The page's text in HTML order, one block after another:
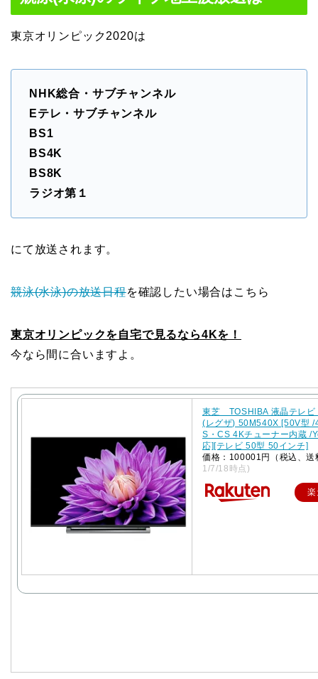
東京オリンピック2020は
NHK総合・サブチャンネル
Eテレ・サブチャンネル
BS1
BS4K
BS8K
ラジオ第１
にて放送されます。
競泳(水泳)の放送日程を確認したい場合はこちら
東京オリンピックを自宅で見るなら4Kを！
今なら間に合いますよ。
東芝 TOSHIBA 液晶テレビ
(レグザ) 50M540X [50V型 /
S・CS 4Kチューナー内蔵 /
応][テレビ 50型 50インチ]
価格：100001円（税込、
1/7/18時点)